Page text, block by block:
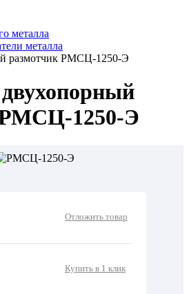
металла
металла
размотчик РМСЦ-1250-Э
РМСЦ-1250-Э
Отложить товар
Купить в 1 клик